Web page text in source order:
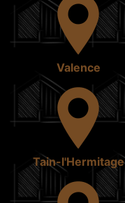
Valence
Tain-l'Hermitage